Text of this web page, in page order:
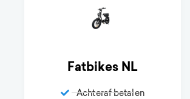
Fatbikes NL
Achteraf betalen